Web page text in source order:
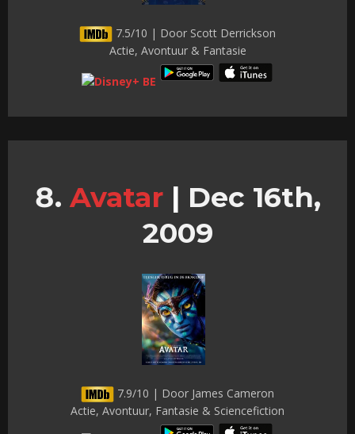
7.5/10 | Door Scott Derrickson
Actie, Avontuur & Fantasie
Avatar | Dec 16th,
2009
7.9/10 | Door James Cameron
Actie, Avontuur, Fantasie & Sciencefiction